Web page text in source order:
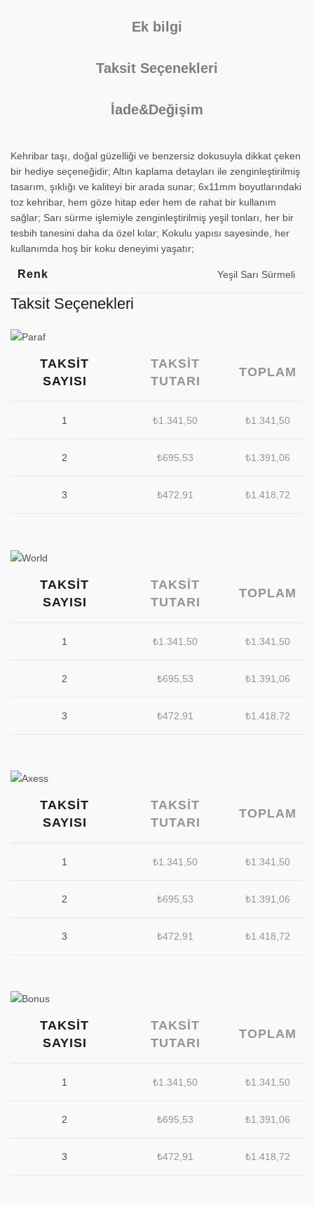
Ek bilgi
Taksit Seçenekleri
İade&Değişim
Kehribar taşı, doğal güzelliği ve benzersiz dokusuyla dikkat çeken
bir hediye seçeneğidir; Altın kaplama detayları ile zenginleştirilmiş
tasarım, şıklığı ve kaliteyi bir arada sunar; 6x11mm boyutlarındaki
toz kehribar, hem göze hitap eder hem de rahat bir kullanım
sağlar; Sarı sürme işlemiyle zenginleştirilmiş yeşil tonları, her bir
tesbih tanesini daha da özel kılar; Kokulu yapısı sayesinde, her
kullanımda hoş bir koku deneyimi yaşatır;
Renk Yeşil Sarı Sürmeli
Taksit Seçenekleri
TAKSIT
SAYISI
TAKSIT
TUTARI
TOPLAM
1 ₺1.341,50 ₺1.341,50
2 ₺695,53 ₺1.391,06
3 ₺472,91 ₺1.418,72
TAKSIT
SAYISI
TAKSIT
TUTARI
TOPLAM
1 ₺1.341,50 ₺1.341,50
2 ₺695,53 ₺1.391,06
3 ₺472,91 ₺1.418,72
TAKSIT
SAYISI
TAKSIT
TUTARI
TOPLAM
1 ₺1.341,50 ₺1.341,50
2 ₺695,53 ₺1.391,06
3 ₺472,91 ₺1.418,72
TAKSIT
SAYISI
TAKSIT
TUTARI
TOPLAM
1 ₺1.341,50 ₺1.341,50
2 ₺695,53 ₺1.391,06
3 ₺472,91 ₺1.418,72